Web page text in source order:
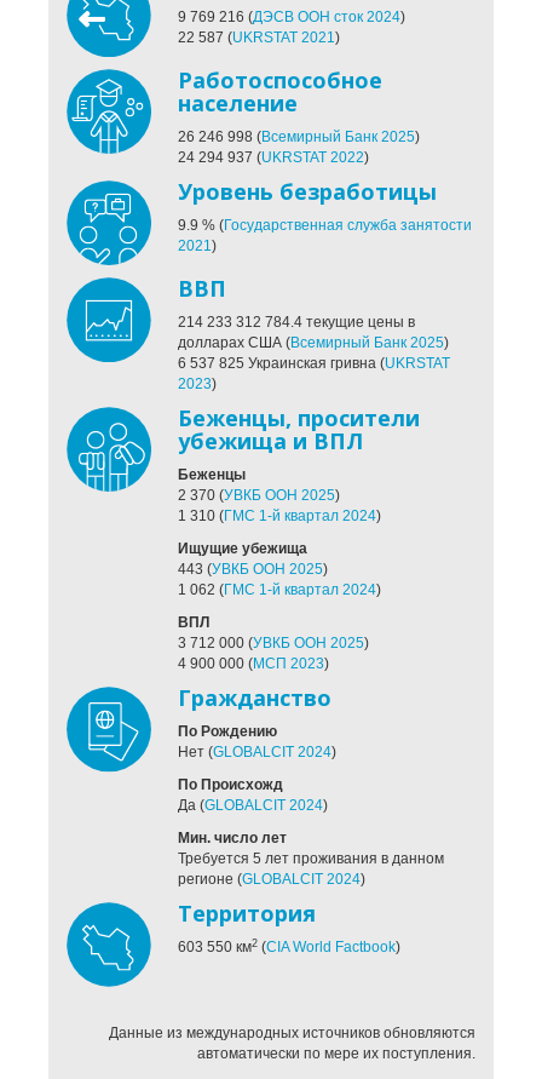
9 769 216 (ДЭСВ ООН сток 2024)
22 587 (UKRSTAT 2021)
Работоспособное
население
26 246 998 (Всемирный Банк 2025)
24 294 937 (UKRSTAT 2022)
Уровень безработицы
9.9 % (Государственная служба занятости
2021)
ВВП
214 233 312 784.4 текущие цены в
долларах США (Всемирный Банк 2025)
6 537 825 Украинская гривна (UKRSTAT
2023)
Беженцы, просители
убежища и ВПЛ
Беженцы
2 370 (УВКБ ООН 2025)
1 310 (ГМС 1-й квартал 2024)
Ищущие убежища
443 (УВКБ ООН 2025)
1 062 (ГМС 1-й квартал 2024)
ВПЛ
3 712 000 (УВКБ ООН 2025)
4 900 000 (MСП 2023)
Гражданство
По Рождению
Нет (GLOBALCIT 2024)
По Происхожд
Да (GLOBALCIT 2024)
Мин. число лет
Требуется 5 лет проживания в данном
регионе (GLOBALCIT 2024)
Территория
603 550 км2 (CIA World Factbook)
Данные из международных источников обновляются
автоматически по мере их поступления.